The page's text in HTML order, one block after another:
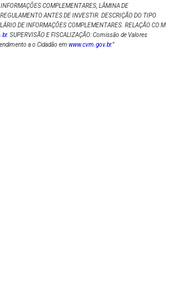
COMPLEMENTARES, LÂMINA DE
ANTES DE INVESTIR. DESCRIÇÃO DO TIPO
DE INFORMAÇÕES COMPLEMENTARES. RELAÇÃO CO M
. SUPERVISÃO E FISCALIZAÇÃO: Comissão de Valores
a o Cidadão em www.cvm.gov.br.”